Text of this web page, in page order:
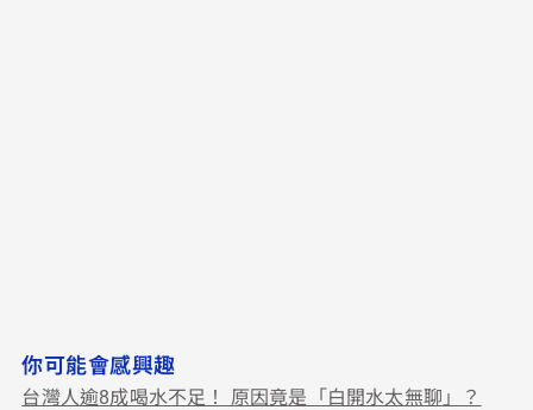
你可能會感興趣
台灣人逾8成喝水不足！ 原因竟是「白開水太無聊」？